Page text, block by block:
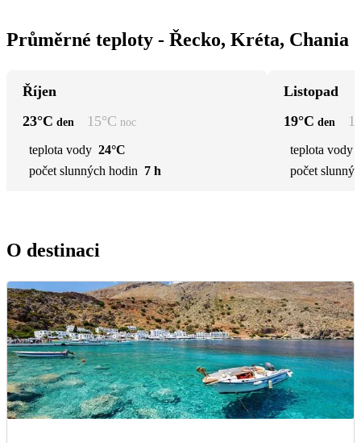
Průměrné teploty - Řecko, Kréta, Chania
Říjen
23°C den 15°C noc
teplota vody 24°C
počet slunných hodin 7 h
Listopad
19°C den
teplota vody
počet
O destinaci